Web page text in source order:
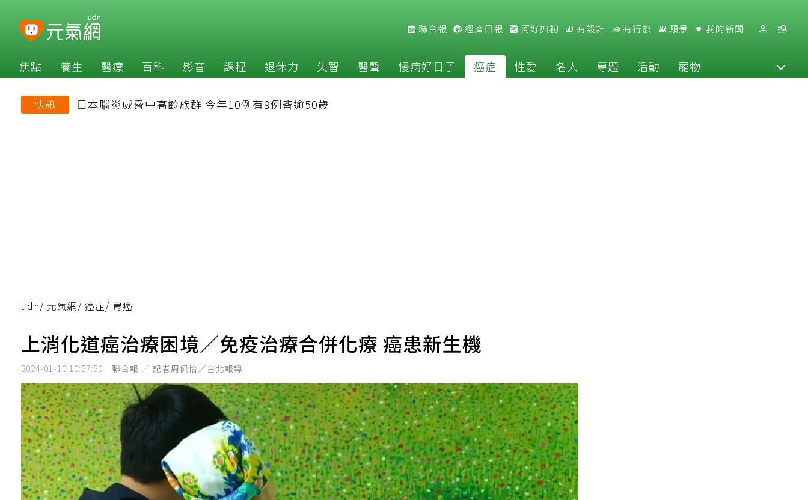
聯合報 經濟日報 河好如初 有設計 有行旅 願景 我的新聞
焦點 養生 醫療 百科 影音 課程 退休力 失智 醫聲 慢病好日子 癌症 性愛 名人 專題 活動 寵物
快訊 日本腦炎威脅中高齡族群 今年10例有9例皆逾50歲
udn/ 元氣網/ 癌症/ 胃癌
上消化道癌治療困境／免疫治療合併化療 癌患新生機
2024-01-10 10:57:50 聯合報 ／ 記者周佩怡／台北報導